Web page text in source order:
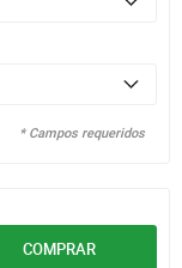
* Campos requeridos
COMPRAR